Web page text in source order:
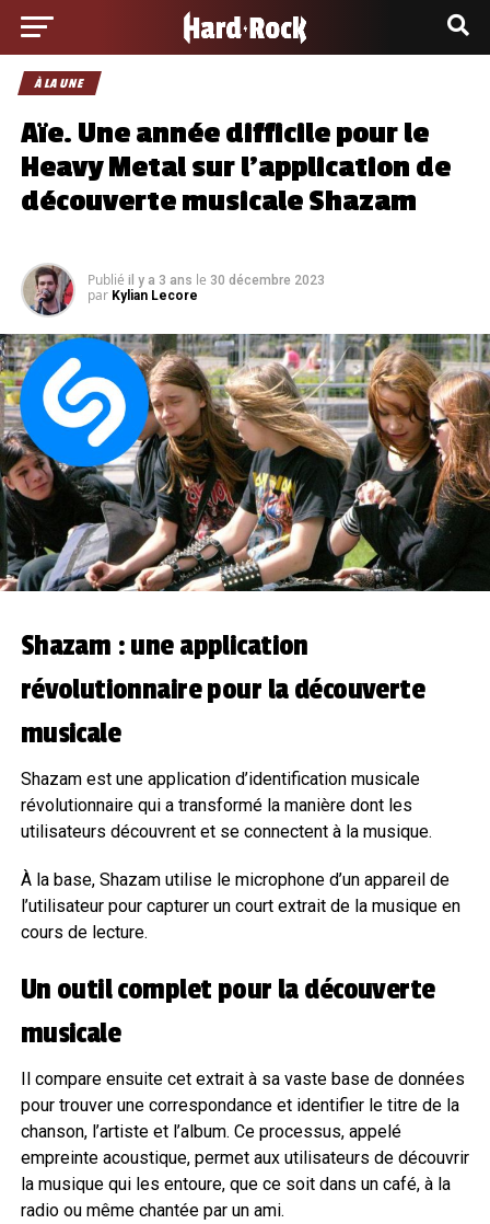
À LA UNE
Aïe. Une année difficile pour le
Heavy Metal sur l’application de
découverte musicale Shazam
Publié il y a 3 ans le 30 décembre 2023
par Kylian Lecore
Shazam : une application
révolutionnaire pour la découverte
musicale
Shazam est une application d’identification musicale
révolutionnaire qui a transformé la manière dont les
utilisateurs découvrent et se connectent à la musique.
À la base, Shazam utilise le microphone d’un appareil de
l’utilisateur pour capturer un court extrait de la musique en
cours de lecture.
Un outil complet pour la découverte
musicale
Il compare ensuite cet extrait à sa vaste base de données
pour trouver une correspondance et identifier le titre de la
chanson, l’artiste et l’album. Ce processus, appelé
empreinte acoustique, permet aux utilisateurs de découvrir
la musique qui les entoure, que ce soit dans un café, à la
radio ou même chantée par un ami.